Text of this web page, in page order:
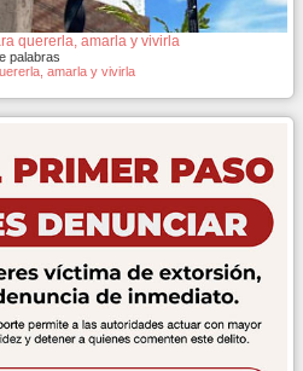
quererla, amarla y vivirla
palabras
amarla y vivirla